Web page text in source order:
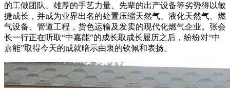
的工做团队、雄厚的手艺力量、先辈的出产设备等劣势得以敏
捷成长，并成为业界出名的处置压缩天然气、液化天然气、燃
气设备、管道工程，货色运输及发卖的现代化燃气企业。张会
长一行正在听取“中嘉能”的成长取成长履历之后，纷纷对“中
嘉能”取得今天的成就暗示由衷的钦佩和表扬。